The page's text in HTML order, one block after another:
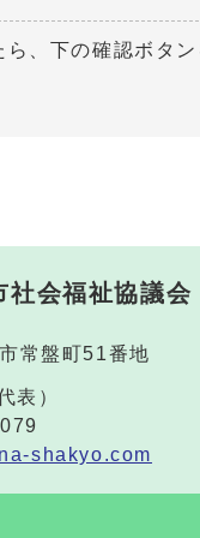
、下の確認ボタン
社会福祉協議会
常盤町51番地
表）
shakyo.com